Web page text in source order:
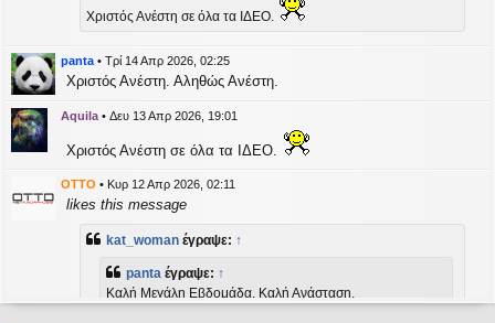
Χριστός Ανέστη σε όλα τα ΙΔΕΟ.
panta • Τρί 14 Απρ 2026, 02:25
Χριστός Ανέστη. Αληθώς Ανέστη.
Aquila • Δευ 13 Απρ 2026, 19:01
Χριστός Ανέστη σε όλα τα ΙΔΕΟ.
OTTO • Κυρ 12 Απρ 2026, 02:11
likes this message
kat_woman έγραψε: ↑
panta έγραψε: ↑
Καλή Μεγάλη Εβδομάδα. Καλή Ανάσταση.